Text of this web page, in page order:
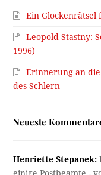
Ein Glockenrätsel
Leopold Stastny:
1996)
Erinnerung an
des Schlern
Neueste
Henriette Stepanek: